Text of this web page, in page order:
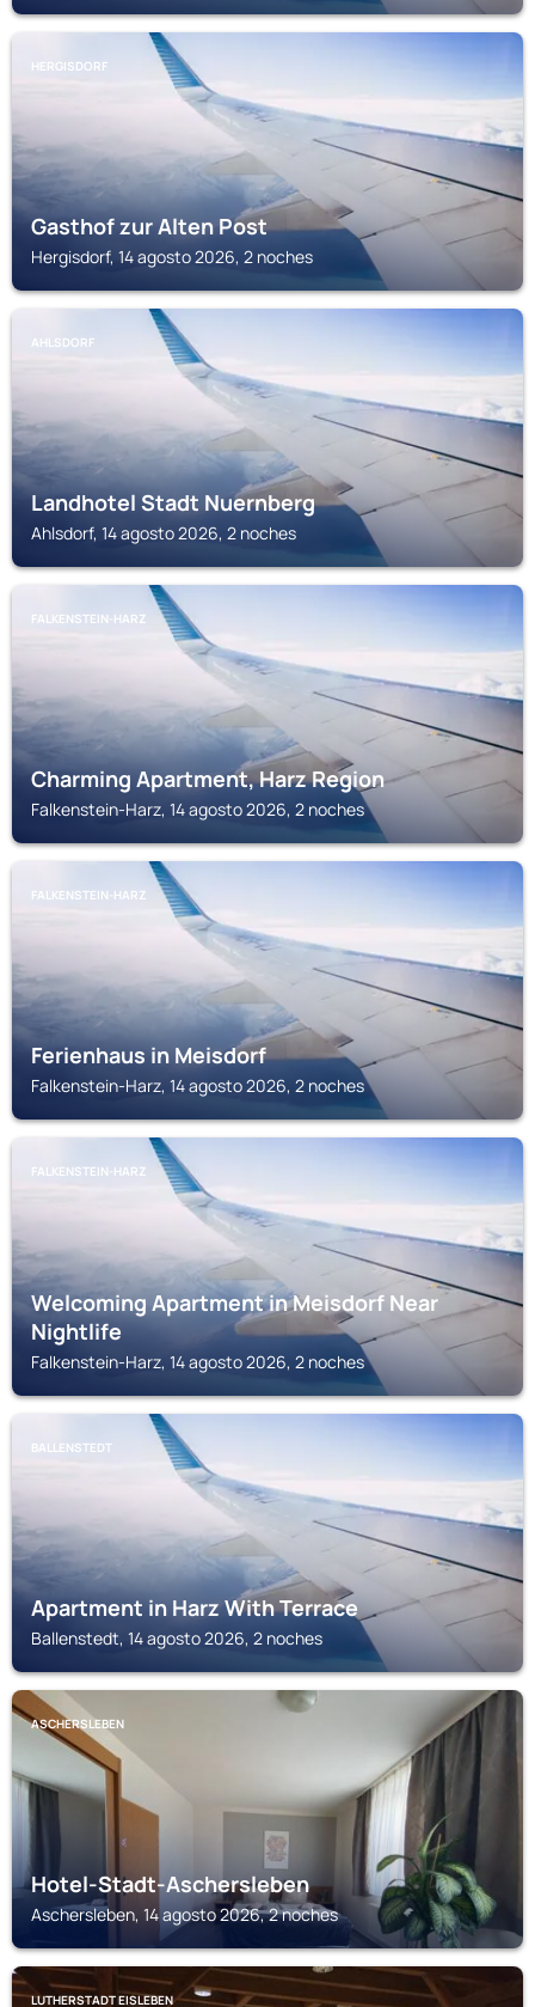
HERGISDORF
Gasthof zur Alten Post
Hergisdorf, 14 agosto 2026, 2 noches
AHLSDORF
Landhotel Stadt Nuernberg
Ahlsdorf, 14 agosto 2026, 2 noches
FALKENSTEIN-HARZ
Charming Apartment, Harz Region
Falkenstein-Harz, 14 agosto 2026, 2 noches
FALKENSTEIN-HARZ
Ferienhaus in Meisdorf
Falkenstein-Harz, 14 agosto 2026, 2 noches
FALKENSTEIN-HARZ
Welcoming Apartment in Meisdorf Near
Nightlife
Falkenstein-Harz, 14 agosto 2026, 2 noches
BALLENSTEDT
Apartment in Harz With Terrace
Ballenstedt, 14 agosto 2026, 2 noches
ASCHERSLEBEN
Hotel-Stadt-Aschersleben
Aschersleben, 14 agosto 2026, 2 noches
LUTHERSTADT EISLEBEN